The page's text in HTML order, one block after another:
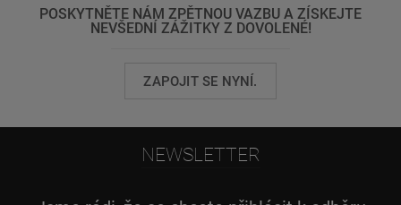
POSKYTNĚTE NÁM ZPĚTNOU VAZBU A ZÍSKEJTE
NEVŠEDNÍ ZÁŽITKY Z DOVOLENÉ!
ZAPOJIT SE NYNÍ.
NEWSLETTER